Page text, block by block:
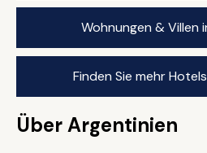
Wohnungen & Villen
Finden Sie mehr
Über Argentinien